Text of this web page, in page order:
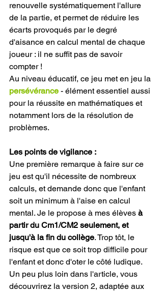
renouvelle systématiquement l'allure
de la partie, et permet de réduire les
écarts provoqués par le degré
d'aisance en calcul mental de chaque
joueur : il ne suffit pas de savoir
compter !
Au niveau éducatif, ce jeu met en jeu la
persévérance - élément essentiel aussi
pour la réussite en mathématiques et
notamment lors de la résolution de
problèmes.
Les points de vigilance :
Une première remarque à faire sur ce
jeu est qu'il nécessite de nombreux
calculs, et demande donc que l'enfant
soit un minimum à l'aise en calcul
mental. Je le propose à mes élèves à
partir du Cm1/CM2 seulement, et
jusqu'à la fin du collège. Trop tôt, le
risque est que ce soit trop difficile pour
l'enfant et donc d'oter le côté ludique.
Un peu plus loin dans l'article, vous
découvrirez la version 2, adaptée aux